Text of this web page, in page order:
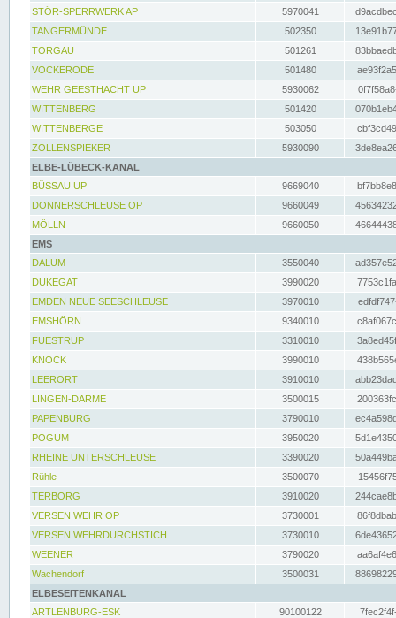
STÖR-SPERRWERK AP 5970041
TANGERMÜNDE
502350
TORGAU
501261
VOCKERODE
501480
WEHR GEESTHACHT UP
5930062
WITTENBERG
501420
WITTENBERGE
503050
ZOLLENSPIEKER
5930090
ELBE-LÜBECK-KANAL
BÜSSAU UP
9669040
DONNERSCHLEUSE OP
9660049
MÖLLN
9660050
EMS
DALUM
3550040
DUKEGAT
3990020
EMDEN NEUE SEESCHLEUSE
3970010
EMSHÖRN
9340010
FUESTRUP
3310010
KNOCK
3990010
LEERORT
3910010
LINGEN-DARME
3500015
PAPENBURG
3790010
POGUM
3950020
RHEINE UNTERSCHLEUSE
3390020
Rühle
3500070
TERBORG
3910020
VERSEN WEHR OP
3730001
VERSEN WEHRDURCHSTICH
3730010
WEENER
3790020
Wachendorf
3500031
ELBESEITENKANAL
ARTLENBURG-ESK
90100122